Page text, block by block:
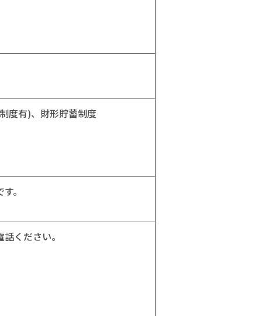
度有)、財形貯蓄制度
。
ください。